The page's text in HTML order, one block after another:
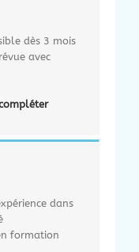
dès 3 mois
avec
dans
formation